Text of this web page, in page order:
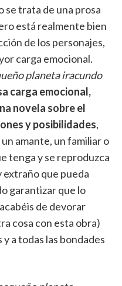
se trata de una prosa
está realmente bien
de los personajes,
carga emocional.
planeta iracundo
carga emocional,
novela sobre el
y posibilidades,
amante, un familiar o
tenga y se reproduzca
extraño que pueda
garantizar que lo
de devorar
cosa con esta obra)
a todas las bondades